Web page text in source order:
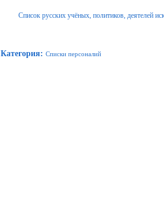
Список русских учёных, политиков, деятелей
Категория: Списки персоналий